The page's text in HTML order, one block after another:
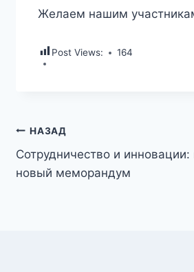
Желаем нашим
Post Views: 164
НАЗАД
Сотрудничество и инновации:
новый меморандум